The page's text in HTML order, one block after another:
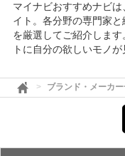
マイナビおすすめナビ
イト。各分野の専門家
を厳選してご紹介しま
トに自分の欲しいモノが
ブランド・メーカ